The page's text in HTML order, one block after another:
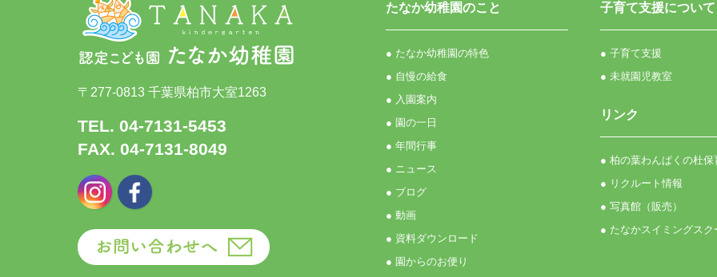
たなか幼稚園のこと
● たなか幼稚園の特色
● 自慢の給食
● 入園案内
● 園の一日
● 年間行事
● ニュース
● ブログ
● 動画
● 資料ダウンロード
● 園からのお便り
子育て支援について
● 子育て支援
● 未就園児教室
リンク
● 柏の葉わんぱくの杜保
● リクルート情報
● 写真館（販売）
● たなかスイミングスク
〒277-0813 千葉県柏市大室1263
TEL. 04-7131-5453
FAX. 04-7131-8049